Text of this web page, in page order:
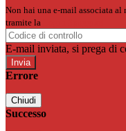
Non hai una e-mail associata
tramite la
E-mail inviata, si prega di
Errore
Chiudi
Successo